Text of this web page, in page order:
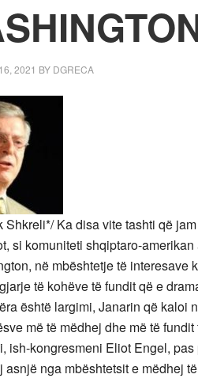
2021 BY DGRECA
Shkreli*/ Ka disa vite tashti që
si komuniteti shqiptaro-
në mbështetje të
të kohëve të fundit që e
është largimi, Janarin që kaloi
më të mëdhej dhe më të
ish-kongresmeni Eliot Engel,
asnjë nga mbështetsit e mëdhej